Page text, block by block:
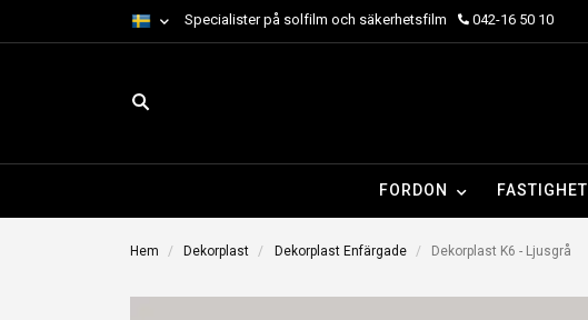
Specialister på solfilm och säkerhetsfilm 042-16 50 10
FORDON FASTIGHET
Hem Dekorplast Dekorplast Enfärgade Dekorplast K6 - Ljusgrå